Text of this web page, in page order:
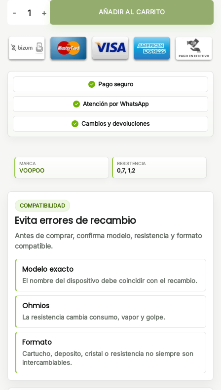
DEPOSITOS RECAMBIO VTHRU VOOPOO (PACK 2) cantidad
AÑADIR AL CARRITO
Pago seguro
Atención por WhatsApp
Cambios y devoluciones
MARCA
VOOPOO
RESISTENCIA
0,7, 1,2
COMPATIBILIDAD
Evita errores de recambio
Antes de comprar, confirma modelo, resistencia y formato
compatible.
Modelo exacto
El nombre del dispositivo debe coincidir con el recambio.
Ohmios
La resistencia cambia consumo, vapor y golpe.
Formato
Cartucho, deposito, cristal o resistencia no siempre son
intercambiables.